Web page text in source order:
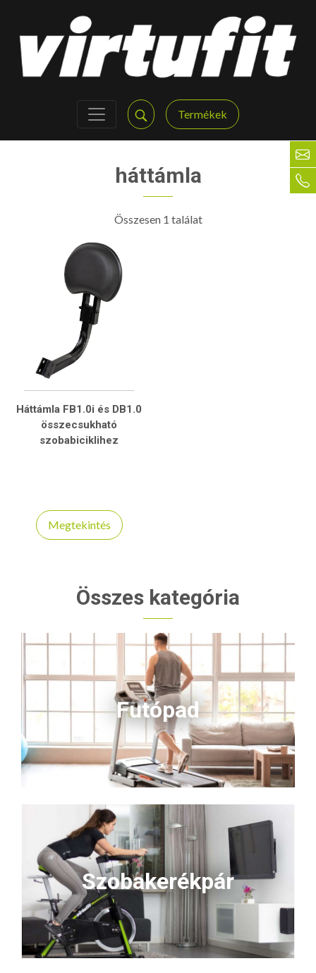
Termékek
háttámla
Összesen 1 találat
Háttámla FB1.0i és DB1.0
összecsukható
szobabiciklihez
Megtekintés
Összes kategória
Futópad
Szobakerékpár